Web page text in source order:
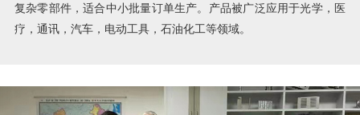
复杂零部件，适合中小批量订单生产。产品被广泛应用于光学，医
疗，通讯，汽车，电动工具，石油化工等领域。